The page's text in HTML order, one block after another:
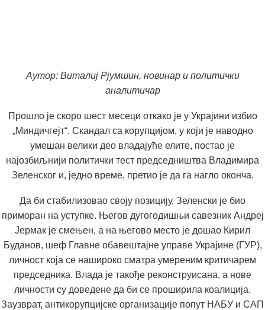
Аутор: Виталиј Рјумшин, новинар и политички
аналитичар
Прошло је скоро шест месеци откако је у Украјини избио
„Миндичгејт“. Скандал са корупцијом, у који је наводно
умешан велики део владајуће елите, постао је
најозбиљнији политички тест председништва Владимира
Зеленског и, једно време, претио је да га нагло оконча.
Да би стабилизовао своју позицију, Зеленски је био
приморан на уступке. Његов дугогодишњи савезник Андреј
Јермак је смењен, а на његово место је дошао Кирил
Буданов, шеф Главне обавештајне управе Украјине (ГУР),
личност која се нашироко сматра умереним критичарем
председника. Влада је такође реконструисана, а нове
личности су доведене да би се проширила коалиција.
Заузврат, антикорупцијске организације попут НАБУ и САП